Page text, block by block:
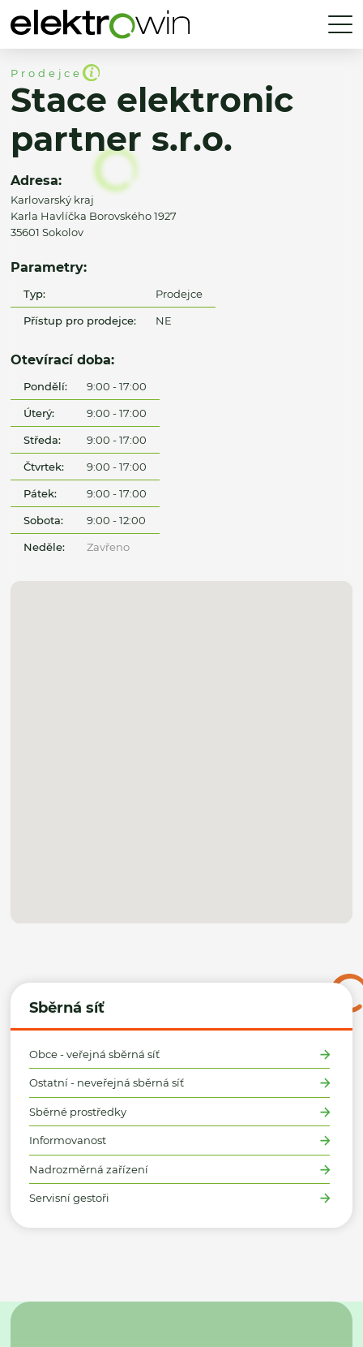
Sběrná síť
Obce - veřejná sběrná síť
Ostatní - neveřejná sběrná síť
Sběrné prostředky
Informovanost
Nadrozměrná zařízení
Servisní gestoři
Prodejce
Stace elektronic
partner s.r.o.
Adresa:
Karlovarský kraj
Karla Havlíčka Borovského 1927
35601 Sokolov
Parametry:
Typ: Prodejce
Přístup pro prodejce: NE
Otevírací doba:
Pondělí: 9:00 - 17:00
Úterý: 9:00 - 17:00
Středa: 9:00 - 17:00
Čtvrtek: 9:00 - 17:00
Pátek: 9:00 - 17:00
Sobota: 9:00 - 12:00
Neděle: Zavřeno